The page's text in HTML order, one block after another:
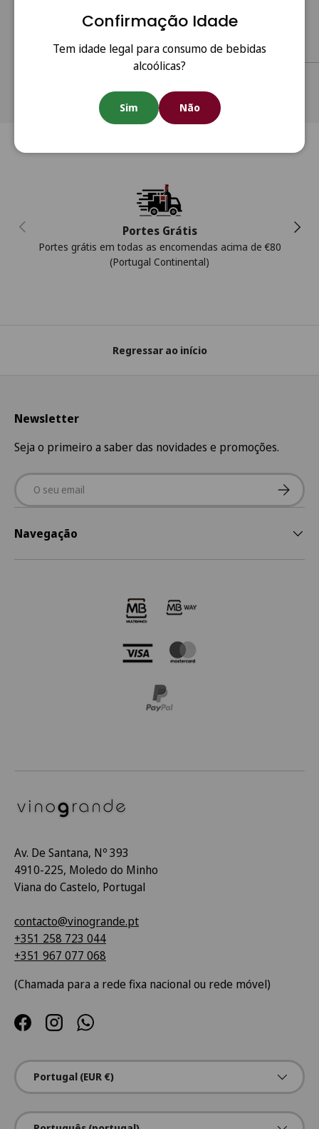
acordo com o seu
€85.00
Confirmação Idade
Tem idade legal para consumo de bebidas
alcoólicas?
Sim Não
Anterior Portes Grátis
Portes grátis em todas as encomendas acima de €80
(Portugal Continental)
Regressar ao início
Newsletter
Seja o primeiro a saber das novidades e promoções.
Email
Navegação
Av. De Santana, Nº 393
4910-225, Moledo do Minho
Viana do Castelo, Portugal
contacto@vinogrande.pt
+351 258 723 044
+351 967 077 068
(Chamada para a rede fixa nacional ou rede móvel)
FacebookInstagramWhatsApp
País/Região
Portugal (EUR €)
Idioma